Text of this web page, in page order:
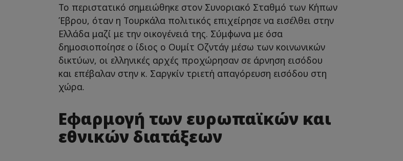
Το περιστατικό σημειώθηκε στον Συνοριακό Σταθμό των Κήπων
Έβρου, όταν η Τουρκάλα πολιτικός επιχείρησε να εισέλθει στην
Ελλάδα μαζί με την οικογένειά της. Σύμφωνα με όσα
δημοσιοποίησε ο ίδιος ο Ουμίτ Οζντάγ μέσω των κοινωνικών
δικτύων, οι ελληνικές αρχές προχώρησαν σε άρνηση εισόδου
και επέβαλαν στην κ. Σαργκίν τριετή απαγόρευση εισόδου στη
χώρα.
Εφαρμογή των ευρωπαϊκών και
εθνικών διατάξεων